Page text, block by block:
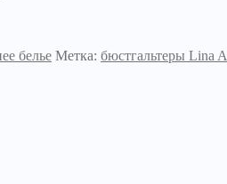
белье Метка: бюстгальтеры Lina A